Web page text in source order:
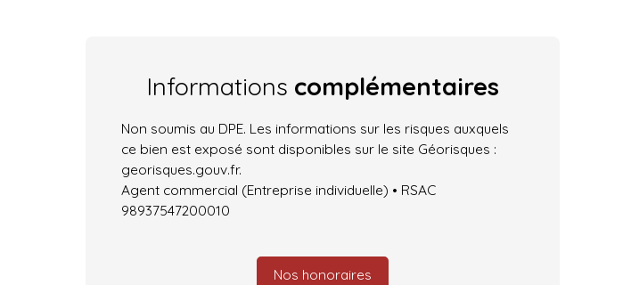
Informations complémentaires
Non soumis au DPE. Les informations sur les risques auxquels
ce bien est exposé sont disponibles sur le site Géorisques :
georisques.gouv.fr.
Agent commercial (Entreprise individuelle) • RSAC
98937547200010
Nos honoraires